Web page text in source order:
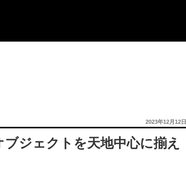
投
稿
2023年12月12日
ジェクトを天地中心に揃え